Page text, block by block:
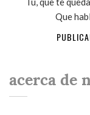
Que
acerca de